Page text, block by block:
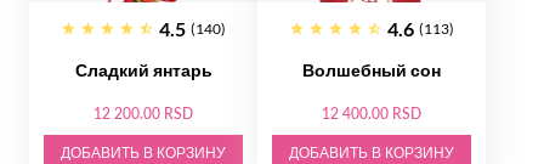
4.5 (140)
Сладкий янтарь
12 200.00 RSD
ДОБАВИТЬ В КОРЗИНУ
4.6 (113)
Волшебный сон
12 400.00 RSD
ДОБАВИТЬ В КОРЗИНУ